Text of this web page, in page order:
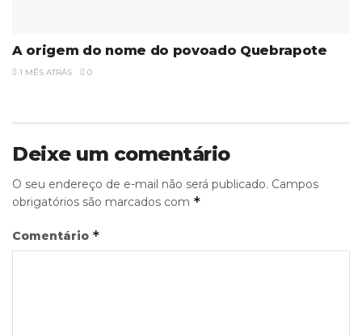
A origem do nome do povoado Quebrapote
1 MÊS ATRÁS 0
Deixe um comentário
O seu endereço de e-mail não será publicado. Campos
obrigatórios são marcados com *
Comentário *